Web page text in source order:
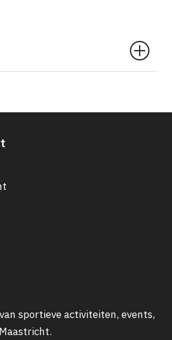
sportieve activiteiten, events,